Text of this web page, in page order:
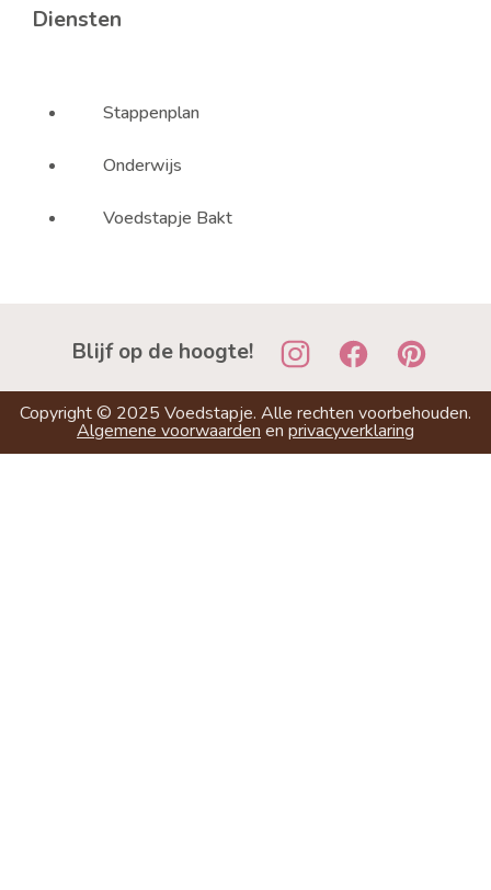
Diensten
Stappenplan
Onderwijs
Voedstapje Bakt
Blijf op de hoogte!
Copyright © 2025 Voedstapje. Alle rechten voorbehouden.
Algemene voorwaarden en privacyverklaring